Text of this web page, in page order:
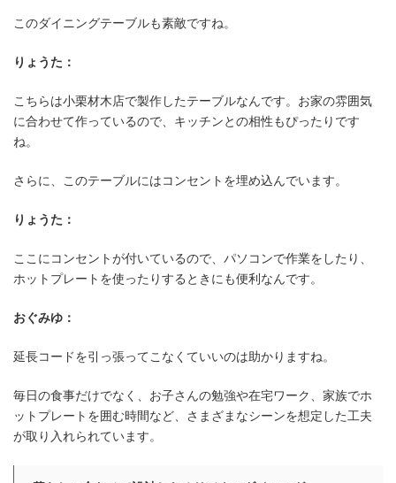
このダイニングテーブルも素敵ですね。
りょうた：
こちらは小栗材木店で製作したテーブルなんです。お家の雰囲気
に合わせて作っているので、キッチンとの相性もぴったりです
ね。
さらに、このテーブルにはコンセントを埋め込んでいます。
りょうた：
ここにコンセントが付いているので、パソコンで作業をしたり、
ホットプレートを使ったりするときにも便利なんです。
おぐみゆ：
延長コードを引っ張ってこなくていいのは助かりますね。
毎日の食事だけでなく、お子さんの勉強や在宅ワーク、家族でホ
ットプレートを囲む時間など、さまざまなシーンを想定した工夫
が取り入れられています。